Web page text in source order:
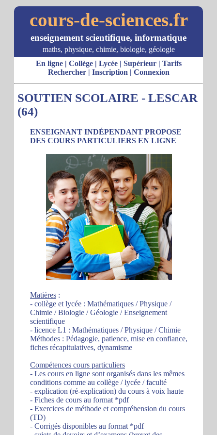
cours-de-sciences.fr
enseignement scientifique, informatique
maths, physique, chimie, biologie, géologie
En ligne| Collège| Lycée| Supérieur| Tarifs
Rechercher| Inscription | Connexion
SOUTIEN SCOLAIRE - LESCAR
(64)
ENSEIGNANT INDÉPENDANT PROPOSE
DES COURS PARTICULIERS EN LIGNE
Matières :
- collège et lycée : Mathématiques / Physique /
Chimie / Biologie / Géologie / Enseignement
scientifique
- licence L1 : Mathématiques / Physique / Chimie
Méthodes : Pédagogie, patience, mise en confiance,
fiches récapitulatives, dynamisme
Compétences cours particuliers
- Les cours en ligne sont organisés dans les mêmes
conditions comme au collège / lycée / faculté
- explication (ré-explication) du cours à voix haute
- Fiches de cours au format *pdf
- Exercices de méthode et compréhension du cours
(TD)
- Corrigés disponibles au format *pdf